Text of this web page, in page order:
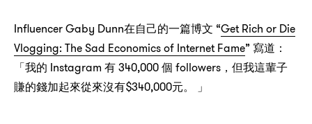
Influencer Gaby Dunn在自己的一篇博文 “Get Rich or Die
Vlogging: The Sad Economics of Internet Fame” 寫道 ：
「我的 Instagram 有 340,000 個 followers， 但我這輩子
賺的錢加起來從來沒有$340,000元。 」